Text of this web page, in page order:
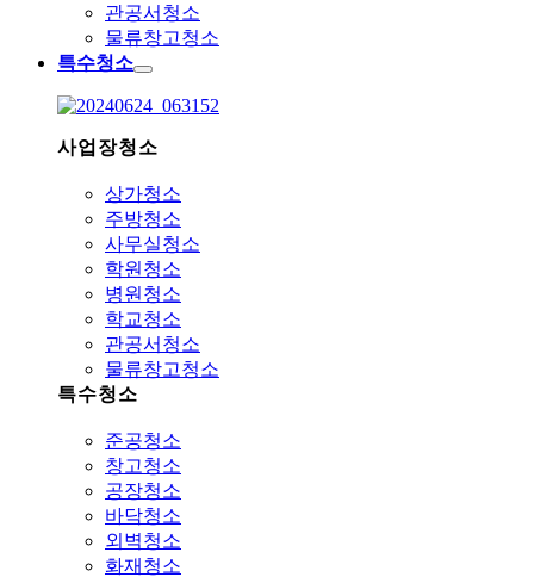
관공서청소
물류창고청소
특수청소
사업장청소
상가청소
주방청소
사무실청소
학원청소
병원청소
학교청소
관공서청소
물류창고청소
특수청소
준공청소
창고청소
공장청소
바닥청소
외벽청소
화재청소